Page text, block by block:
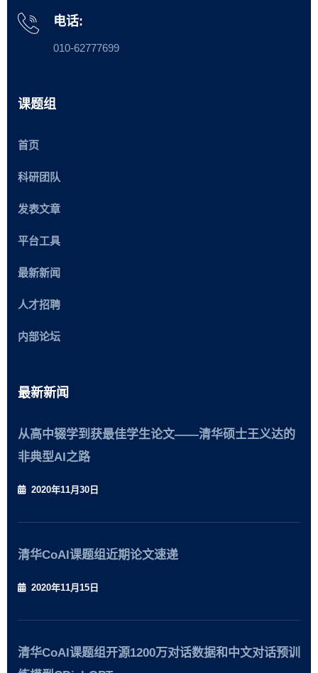
电话:
010-62777699
课题组
首页
科研团队
发表文章
平台工具
最新新闻
人才招聘
内部论坛
最新新闻
从高中辍学到获最佳学生论文——清华硕士王义达的
非典型AI之路
2020年11月30日
清华CoAI课题组近期论文速递
2020年11月15日
清华CoAI课题组开源1200万对话数据和中文对话预训